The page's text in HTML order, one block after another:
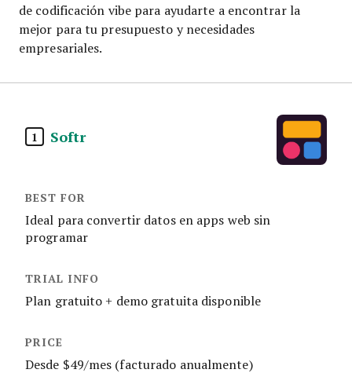
de codificación vibe para ayudarte a encontrar la
mejor para tu presupuesto y necesidades
empresariales.
1 Softr
Ideal para convertir datos en apps web sin
programar
Plan gratuito + demo gratuita disponible
Desde $49/mes (facturado anualmente)